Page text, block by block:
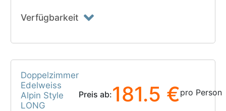
Verfügbarkeit
Doppelzimmer
Edelweiss
Alpin Style
LONG
Preis ab:181.5 €pro Person